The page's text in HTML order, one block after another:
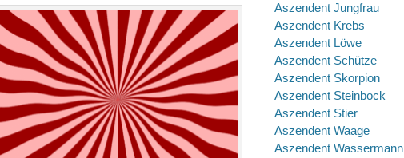
Aszendent Jungfrau
Aszendent Krebs
Aszendent Löwe
Aszendent Schütze
Aszendent Skorpion
Aszendent Steinbock
Aszendent Stier
Aszendent Waage
Aszendent Wassermann